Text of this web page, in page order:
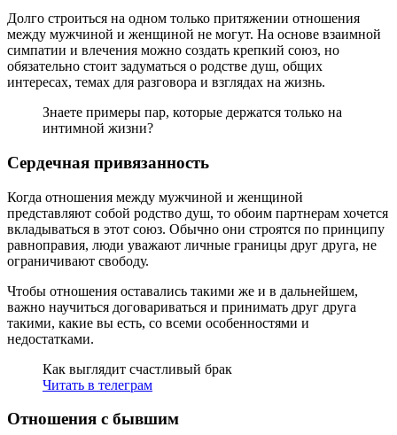
Долго строиться на одном только притяжении отношения
между мужчиной и женщиной не могут. На основе взаимной
симпатии и влечения можно создать крепкий союз, но
обязательно стоит задуматься о родстве душ, общих
интересах, темах для разговора и взглядах на жизнь.
Знаете примеры пар, которые держатся только на
интимной жизни?
Сердечная привязанность
Когда отношения между мужчиной и женщиной
представляют собой родство душ, то обоим партнерам хочется
вкладываться в этот союз. Обычно они строятся по принципу
равноправия, люди уважают личные границы друг друга, не
ограничивают свободу.
Чтобы отношения оставались такими же и в дальнейшем,
важно научиться договариваться и принимать друг друга
такими, какие вы есть, со всеми особенностями и
недостатками.
Как выглядит счастливый брак
Читать в телеграм
Отношения с бывшим